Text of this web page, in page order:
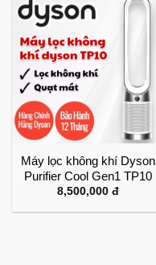
Máy lọc không khí Dyson
Purifier Cool Gen1 TP10
8,500,000 đ